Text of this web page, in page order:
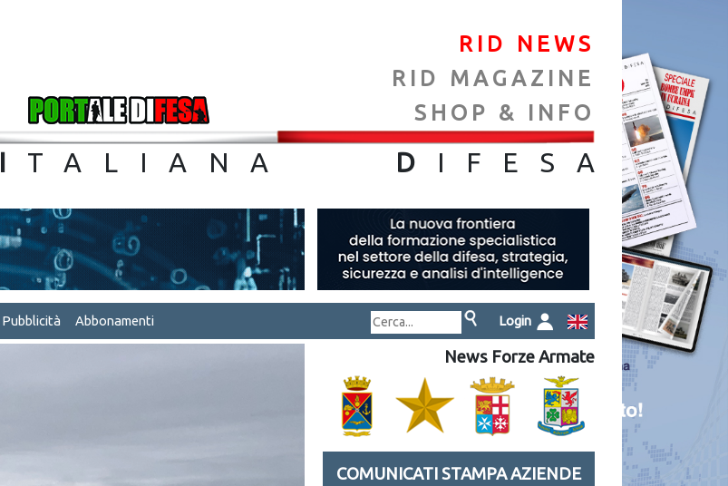
RID NEWS
RID MAGAZINE
SHOP & INFO
I TALIANA D IFES A
Pubblicità Abbonamenti Login
News Forze Armate
COMUNICATI STAMPA AZIENDE